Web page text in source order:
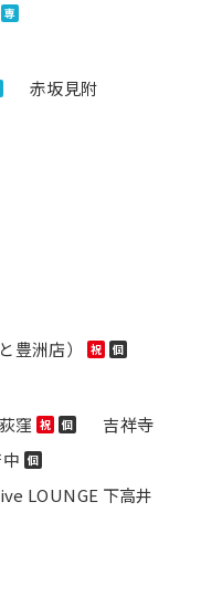
専
赤坂見附
豊洲店）
祝 個
荻窪 祝 個
吉祥寺
個
LOUNGE 下高井